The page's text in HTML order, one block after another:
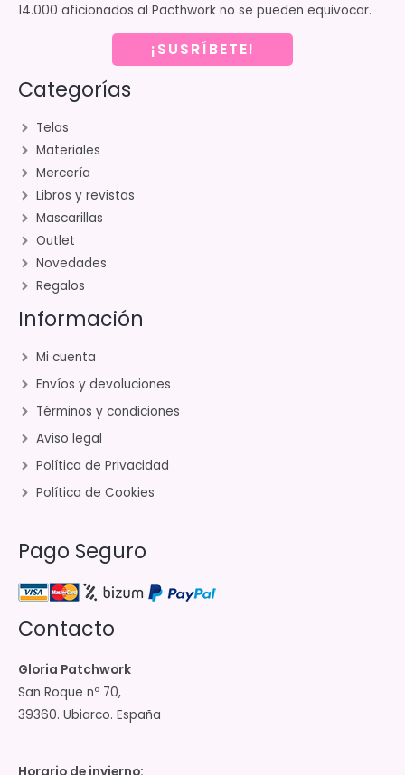
14.000 aficionados al Pacthwork no se pueden equivocar.
¡SUSRÍBETE!
Categorías
Telas
Materiales
Mercería
Libros y revistas
Mascarillas
Outlet
Novedades
Regalos
Información
Mi cuenta
Envíos y devoluciones
Términos y condiciones
Aviso legal
Política de Privacidad
Política de Cookies
Pago Seguro
Contacto
Gloria Patchwork
San Roque nº 70,
39360. Ubiarco. España